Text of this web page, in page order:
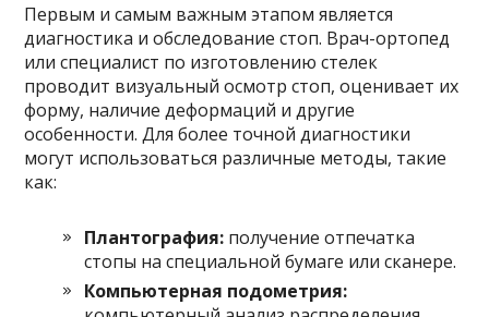
Первым и самым важным этапом является
диагностика и обследование стоп. Врач-ортопед
или специалист по изготовлению стелек
проводит визуальный осмотр стоп, оценивает их
форму, наличие деформаций и другие
особенности. Для более точной диагностики
могут использоваться различные методы, такие
как:
Плантография: получение отпечатка
стопы на специальной бумаге или сканере.
Компьютерная подометрия: